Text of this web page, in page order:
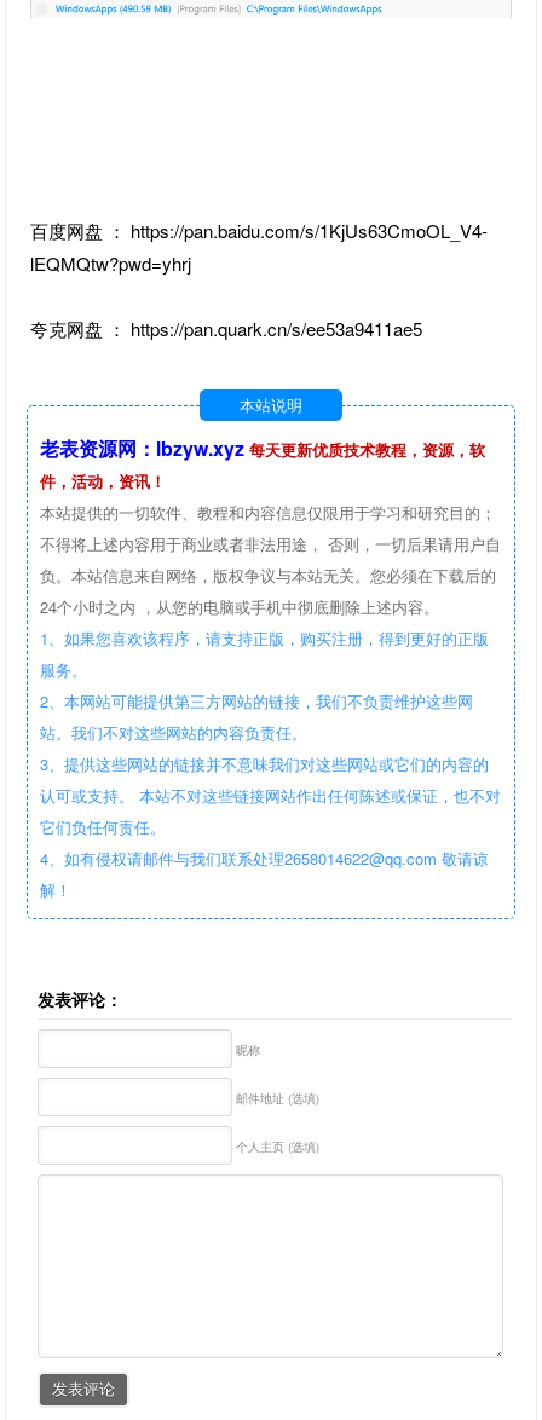
百度网盘 ： https://pan.baidu.com/s/1KjUs63CmoOL_V4-
lEQMQtw?pwd=yhrj
夸克网盘 ： https://pan.quark.cn/s/ee53a9411ae5
本站说明
老表资源网：lbzyw.xyz 每天更新优质技术教程，资源，软
件，活动，资讯！
本站提供的一切软件、教程和内容信息仅限用于学习和研究目的；
不得将上述内容用于商业或者非法用途， 否则，一切后果请用户自
负。本站信息来自网络，版权争议与本站无关。您必须在下载后的
24个小时之内 ，从您的电脑或手机中彻底删除上述内容。
1、如果您喜欢该程序，请支持正版，购买注册，得到更好的正版
服务。
2、本网站可能提供第三方网站的链接，我们不负责维护这些网
站。我们不对这些网站的内容负责任。
3、提供这些网站的链接并不意味我们对这些网站或它们的内容的
认可或支持。 本站不对这些链接网站作出任何陈述或保证，也不对
它们负任何责任。
4、如有侵权请邮件与我们联系处理2658014622@qq.com 敬请谅
解！
发表评论：
昵称
邮件地址 (选填)
个人主页 (选填)